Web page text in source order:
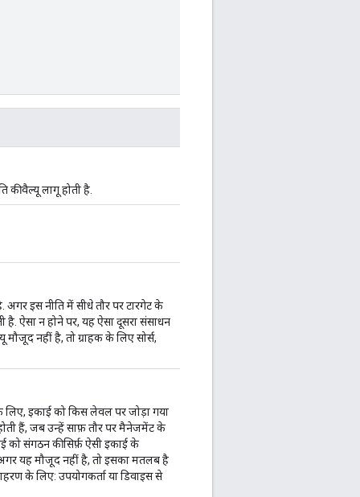
की वैल्यू लागू होती है.
अगर इस नीति में सीधे तौर पर टारगेट के
है. ऐसा न होने पर, यह ऐसा दूसरा संसाधन
नहीं है, तो ग्राहक के लिए सोर्स,
इकाई को किस लेवल पर जोड़ा गया
हैं, जब उन्हें साफ़ तौर पर मैनेजमेंट के
को संगठन की सिर्फ़ ऐसी इकाई के
यह मौजूद नहीं है, तो इसका मतलब है
के लिए: उपयोगकर्ता या डिवाइस से